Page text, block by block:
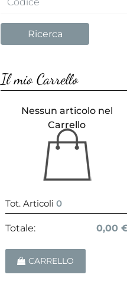
Il mio Carrello
Nessun articolo nel
Carrello
Tot. Articoli 0
Totale: 0,00
CARRELLO